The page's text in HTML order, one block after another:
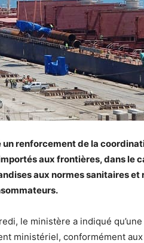
un renforcement de la
aux frontières, dans le
aux normes sanitaires
le ministère a indiqué
ministériel, conformément